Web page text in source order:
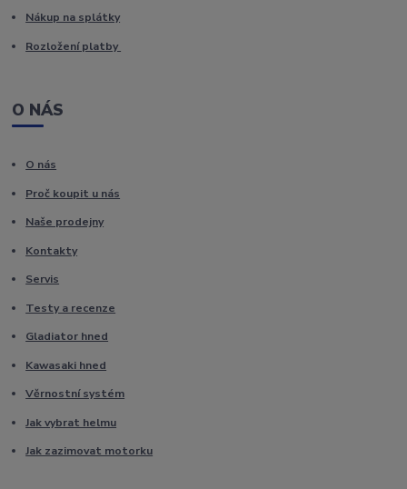
Nákup na splátky
Rozložení platby
O NÁS
O nás
Proč koupit u nás
Naše prodejny
Kontakty
Servis
Testy a recenze
Gladiator hned
Kawasaki hned
Věrnostní systém
Jak vybrat helmu
Jak zazimovat motorku